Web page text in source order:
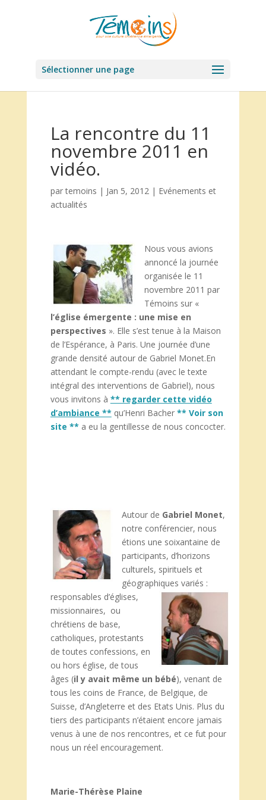
Sélectionner une page
La rencontre du 11
novembre 2011 en
vidéo.
partemoins | Jan 5, 2012| Evénements et
actualités
Nous vous avions
annoncé la journée
organisée le 11
novembre 2011 par
Témoins sur «
l’église émergente : une mise en
perspectives ». Elle s’est tenue à la Maison
de l’Espérance, à Paris. Une journée d’une
grande densité autour de Gabriel Monet.En
attendant le compte-rendu (avec le texte
intégral des interventions de Gabriel), nous
vous invitons à ** regarder cette vidéo
d’ambiance ** qu’Henri Bacher ** Voir son
site ** a eu la gentillesse de nous concocter.
Autour de Gabriel Monet,
notre conférencier, nous
étions une soixantaine de
participants, d’horizons
culturels, spirituels et
géographiques variés :
responsables d’églises,
missionnaires, ou
chrétiens de base,
catholiques, protestants
de toutes confessions, en
ou hors église, de tous
âges (il y avait même un bébé), venant de
tous les coins de France, de Belgique, de
Suisse, d’Angleterre et des Etats Unis. Plus du
tiers des participants n’étaient encore jamais
venus à une de nos rencontres, et ce fut pour
nous un réel encouragement.
Marie-Thérèse Plaine